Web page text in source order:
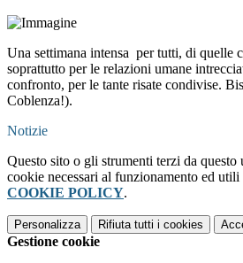
Una settimana intensa per tutti, di quelle
soprattutto per le relazioni umane
confronto, per le tante risate condivise.
Coblenza!).
Notizie
Questo sito o gli strumenti terzi da
cookie necessari al funzionamento ed
COOKIE POLICY.
Personalizza Rifiuta tutti i cookies
Gestione cookie